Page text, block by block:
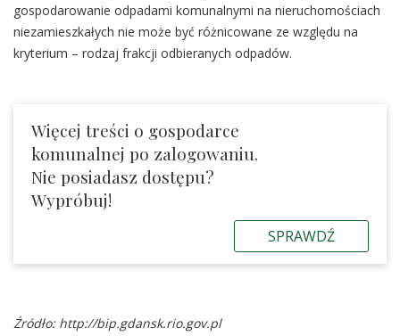
gospodarowanie odpadami komunalnymi na nieruchomościach
niezamieszkałych nie może być różnicowane ze względu na
kryterium – rodzaj frakcji odbieranych odpadów.
Więcej treści o gospodarce
komunalnej po zalogowaniu.
Nie posiadasz dostępu?
Wypróbuj!
SPRAWDŹ
Źródło:http://bip.gdansk.rio.gov.pl